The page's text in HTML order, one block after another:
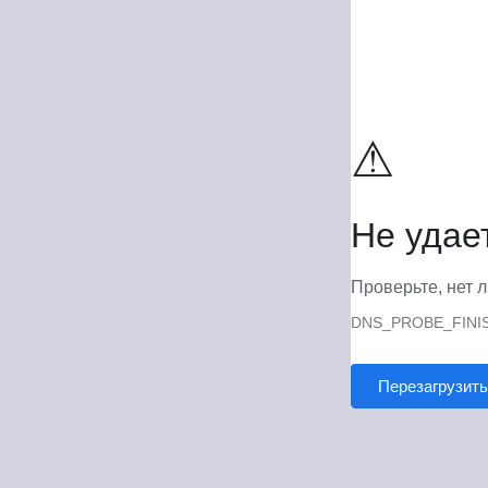
⚠
Не
Проверьте, нет
Перезагрузить